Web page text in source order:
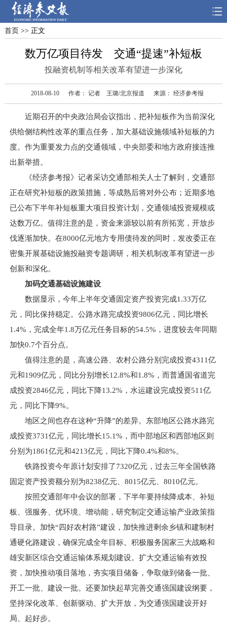
首页 深度 思想
首页 >> 正文
数万亿项目待发 交通“提速”补短板
投融资机制等相关改革有望进一步深化
2018-08-10 作者： 记者 王璐/北京报道 来源： 经济参考报
近期召开的中央政治局会议指出，把补短板作为当前深化
供给侧结构性改革的重点任务，加大基础设施领域补短板的力
度。作为重要发力点的交通领域，中央部委和地方政府接连推
出新举措。
《经济参考报》记者采访交通部相关人士了解到，交通部
正在研究补短板的政策措施，等成熟后将对外公布；近期多地
已公布下半年补短板重大项目投资计划，交通领域投资规模或
达数万亿。值得注意的是，资金来源较以前有所拓宽，开放步
伐逐渐加快。在8000亿元地方专用债待发的同时，发改委正在
密集开展基础设施投融资专题调研，相关机制改革有望进一步
创新和深化。
加码交通基础设施建设
数据显示，今年上半年交通固定资产投资完成1.33万亿
元，同比保持稳定。公路水路完成投资9806亿元，同比增长
1.4%，完成全年1.8万亿元任务目标的54.5%，进度较去年同期
加快0.7个百分点。
值得注意的是，高速公路、农村公路分别完成投资4311亿
元和1909亿元，同比分别增长12.8%和1.8%，而普通国省道完
成投资2846亿元，同比下降13.2%，水运建设完成投资511亿
元，同比下降9%。
地区之间也存在这种“升降”的差异。东部地区公路水路完
成投资3731亿元，同比增长15.1%，而中部地区和西部地区则
分别为1861亿元和4213亿元，同比下降0.4%和8%。
铁路投资今年原计划安排了7320亿元，过去三年全国铁路
固定资产投资额分别为8238亿元、8015亿元、8010亿元。
按照交通部年中会议的部署，下半年要持续降成本、补短
板、强服务、优环境、增动能，研究制定交通运输产业政策指
导目录。加快“四好农村路”建设，加快推进剩余乡镇和建制村
通硬化路建设，确保完成全年目标。积极服务国家三大战略和
雄安新区综合交通运输体系规划建设。扩大交通运输有效投
资，加快推动项目落地，夯实项目储备，争取做到储备一批、
开工一批、建设一批。还要加快起草完善交通强国建设纲要，
坚持深化改革、创新驱动、扩大开放，为交通强国建设开好
局、起好步。